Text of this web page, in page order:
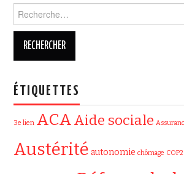
ÉTIQUETTES
3e lien ACAAide sociale
Austérité autonomie chômage